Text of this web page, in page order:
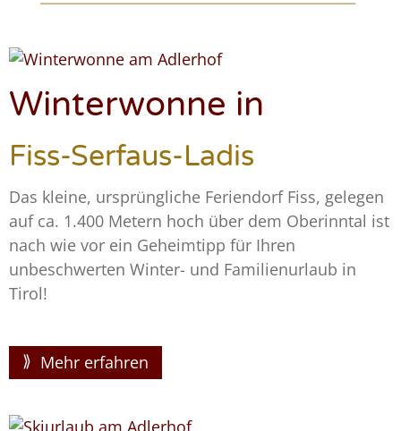
Winterwonne in
Fiss-Serfaus-Ladis
Das kleine, ursprüngliche Feriendorf Fiss, gelegen
auf ca. 1.400 Metern hoch über dem Oberinntal ist
nach wie vor ein Geheimtipp für Ihren
unbeschwerten Winter- und Familienurlaub in
Tirol!
Mehr erfahren